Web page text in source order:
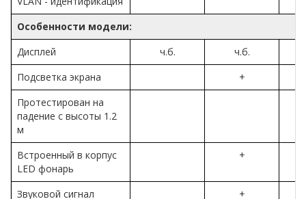
Особенности модели:
Дисплей
ч.б. ч.б.
Подсветка экрана
+
Протестирован на
падение с высоты 1.2
м
Встроенный в корпус
LED фонарь
+
Звуковой сигнал +